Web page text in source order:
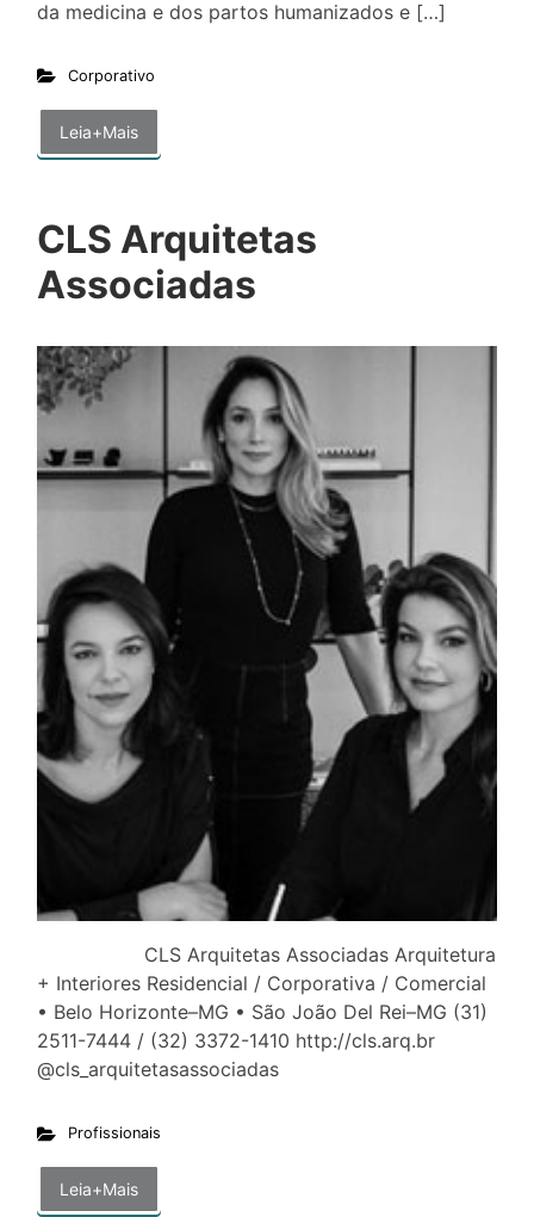
da medicina e dos partos humanizados e […]
Corporativo
Leia+Mais
CLS Arquitetas
Associadas
CLS Arquitetas Associadas Arquitetura
+ Interiores Residencial / Corporativa / Comercial
• Belo Horizonte–MG • São João Del Rei–MG (31)
2511-7444 / (32) 3372-1410 http://cls.arq.br
@cls_arquitetasassociadas
Profissionais
Leia+Mais